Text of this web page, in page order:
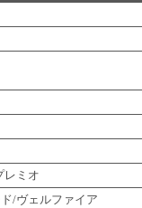
レミオ
/ヴェルファイア